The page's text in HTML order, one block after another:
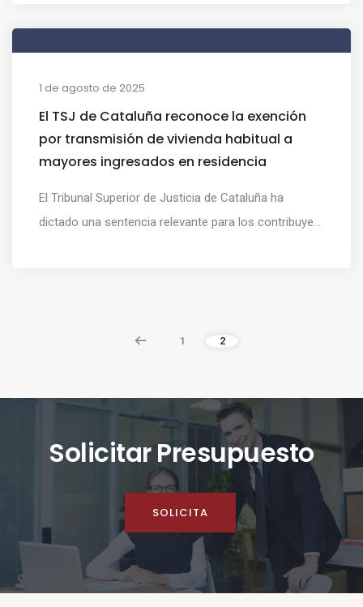
1 de agosto de 2025
El TSJ de Cataluña reconoce la exención
por transmisión de vivienda habitual a
mayores ingresados en residencia
El Tribunal Superior de Justicia de Cataluña ha
dictado una sentencia relevante para los contribuye...
1 2
Solicitar Presupuesto
SOLICITA